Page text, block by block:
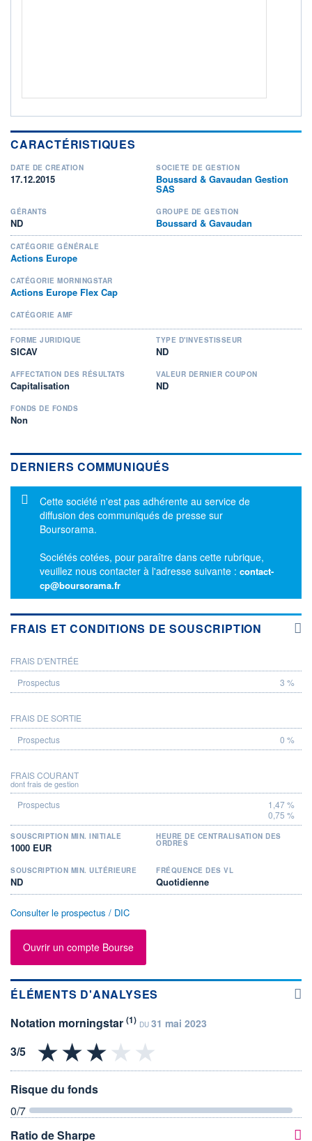
CARACTÉRISTIQUES
DATE DE CRÉATION
17.12.2015
SOCIÉTÉ DE GESTION
Boussard & Gavaudan Gestion
SAS
GÉRANTS
ND
GROUPE DE GESTION
Boussard & Gavaudan
CATÉGORIE GÉNÉRALE
Actions Europe
CATÉGORIE MORNINGSTAR
Actions Europe Flex Cap
CATÉGORIE AMF
FORME JURIDIQUE
SICAV
TYPE D'INVESTISSEUR
ND
AFFECTATION DES RÉSULTATS
Capitalisation
VALEUR DERNIER COUPON
ND
FONDS DE FONDS
Non
DERNIERS COMMUNIQUÉS
Message d'information
Cette société n'est pas adhérente au service de
diffusion des communiqués de presse sur
Boursorama.
Sociétés cotées, pour paraître dans cette rubrique,
veuillez nous contacter à l'adresse suivante : contact-
cp@boursorama.fr
FRAIS ET CONDITIONS DE SOUSCRIPTION
PROSPECTUS
FRAIS D'ENTRÉE
3 %
FRAIS DE SORTIE
0 %
FRAIS COURANT
dont frais de gestion
1,47 %
0,75 %
SOUSCRIPTION MIN. INITIALE
1000 EUR
HEURE DE CENTRALISATION DES
ORDRES
SOUSCRIPTION MIN. ULTÉRIEURE
ND
FRÉQUENCE DES VL
Quotidienne
Consulter le prospectus / DIC
Ouvrir un compte Bourse
ÉLÉMENTS D'ANALYSES
Notation morningstar (1) DU 31 mai 2023
Risque du fonds
0/7
Ratio de Sharpe